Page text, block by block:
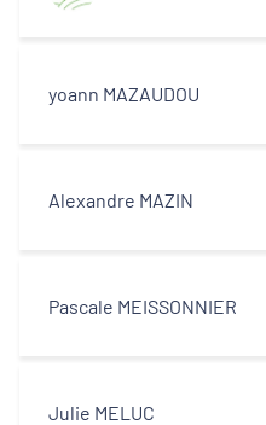
yoann MAZAUDOU
Alexandre MAZIN
Pascale MEISSONNIER
Julie MELUC